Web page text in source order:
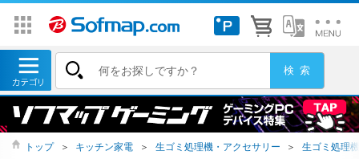
トップ ＞ キッチン家電 ＞ 生ゴミ処理機・アクセサリー ＞ 生ゴミ処理